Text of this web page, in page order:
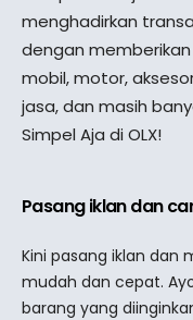
menghadirkan
dengan
mobil, motor,
jasa, dan masih
Simpel Aja di OLX!
Pasang iklan dan
Kini pasang iklan dan
mudah dan cepat.
barang yang